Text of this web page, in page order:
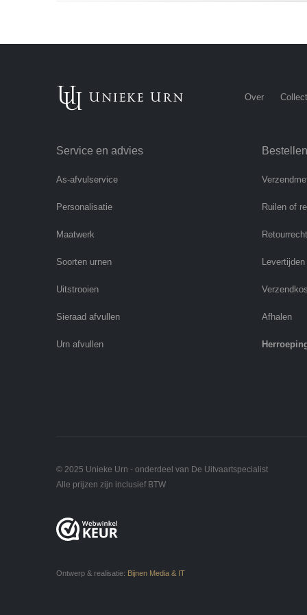
Over
Service en advies
As-afvulservice
Personalisatie
Maatwerk
Soorten urnen
Uitstrooien
Sieraad afvullen
Urn afvullen
Ruilen of
Retourrecht
Levertijden
Afhalen
© 2025 Unieke Urn - onderdeel van De Uitvaartspecialist
Alle prijzen zijn inclusief BTW
Ontwerp & realisatie: Bijnen Media & IT